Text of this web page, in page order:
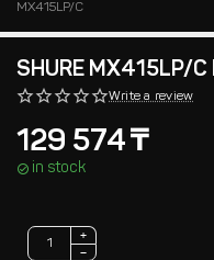
MX415LP/C
SHURE MX415LP/
Write a review
129 574₸
in stock
+
−